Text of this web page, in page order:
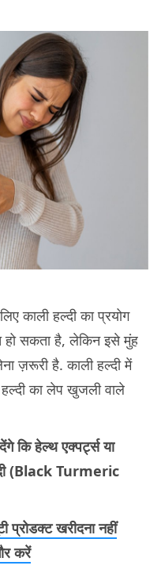
काली हल्दी का प्रयोग
हो सकता है, लेकिन इसे मुंह
ज़रूरी है. काली हल्दी में
का लेप खुजली वाले
कि हेल्थ एक्पर्ट्स या
(Black Turmeric
प्रोडक्ट खरीदना नहीं
करें